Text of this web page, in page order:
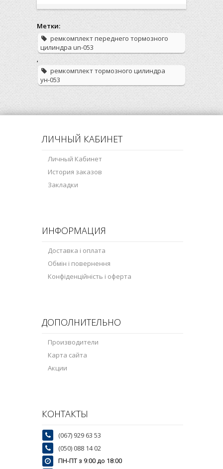
Метки:
ремкомплект переднего тормозного
цилиндра un-053
,
ремкомплект тормозного цилиндра
ун-053
ЛИЧНЫЙ КАБИНЕТ
Личный Кабинет
История заказов
Закладки
ИНФОРМАЦИЯ
Доставка і оплата
Обмін і повернення
Конфіденційність і оферта
ДОПОЛНИТЕЛЬНО
Производители
Карта сайта
Акции
КОНТАКТЫ
(067) 929 63 53
(050) 088 14 02
ПН-ПТ з 9:00 до 18:00